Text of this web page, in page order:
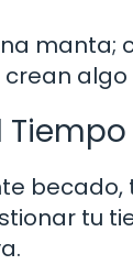
manta;
algo
becado,
tu